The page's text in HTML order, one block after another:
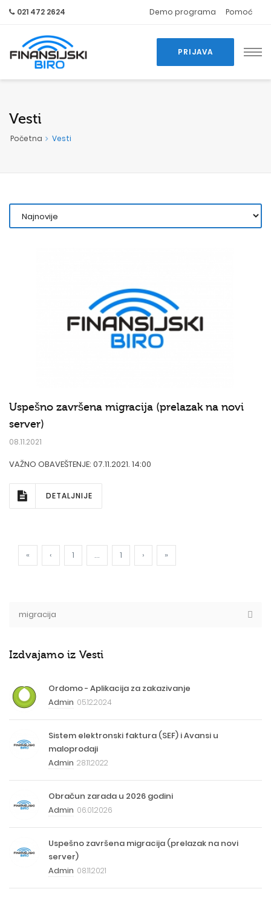
021 472 2624 Demo programa Pomoć
PRIJAVA
Vesti
Početna Vesti
Uspešno završena migracija (prelazak na novi
server)
08.11.2021
VAŽNO OBAVEŠTENJE: 07.11.2021. 14:00
DETALJNIJE
« ‹ 1 ... 1 › »
Izdvajamo iz Vesti
Ordomo - Aplikacija za zakazivanje
Admin 05.12.2024
Sistem elektronski faktura (SEF) i Avansi u
maloprodaji
Admin 28.11.2022
Obračun zarada u 2026 godini
Admin 06.01.2026
Uspešno završena migracija (prelazak na novi
server)
Admin 08.11.2021